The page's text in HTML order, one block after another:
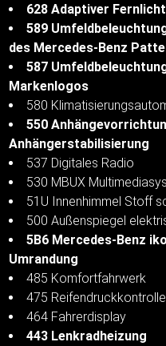
628 Adaptiver
589
des Mercedes-Benz
587
Markenlogos
580
550
Anhängerstabilisierung
537 Digitales Radio
530 MBUX
51U Innenhimmel Stoff
500 Außenspiegel
5B6 Mercedes-Benz
Umrandung
485 Komfortfahrwerk
475 Reifendruckkontrolle
464 Fahrerdisplay
443 Lenkradheizung